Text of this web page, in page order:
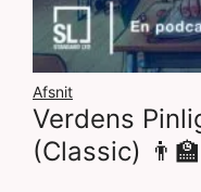
Afsnit
Verdens
(Classic) 👨‍🏫